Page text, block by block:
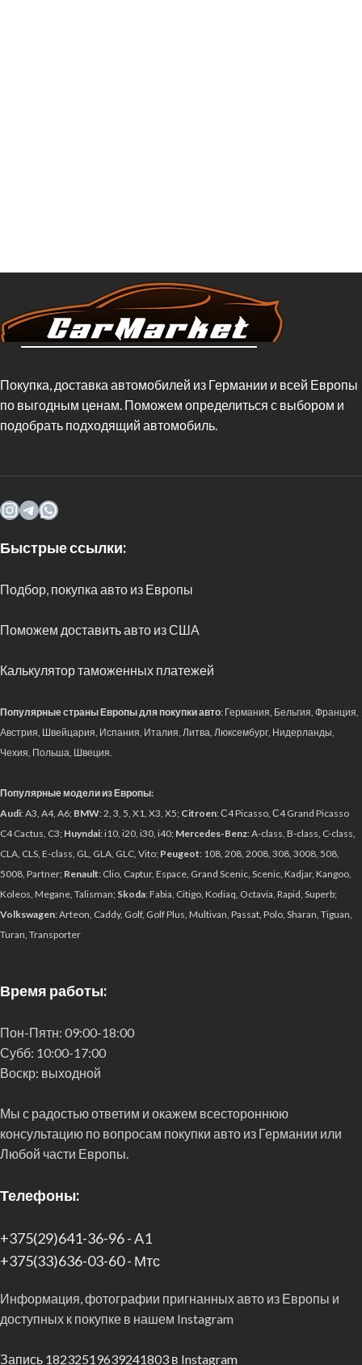
Покупка, доставка автомобилей из Германии и всей Европы
по выгодным ценам. Поможем определиться с выбором и
подобрать подходящий автомобиль.
Быстрые ссылки:
Подбор, покупка авто из Европы
Поможем доставить авто из США
Калькулятор таможенных платежей
Популярные страны Европы для покупки авто: Германия, Бельгия, Франция,
Австрия, Швейцария, Испания, Италия, Литва, Люксембург, Нидерланды,
Чехия, Польша, Швеция.
Популярные модели из Европы:
Audi: A3, A4, A6; BMW: 2, 3, 5, X1, X3, X5; Citroen: С4 Picasso, С4 Grand Picasso
C4 Cactus, C3; Huyndai: i10, i20, i30, i40; Mercedes-Benz: A-class, B-class, C-class,
CLA, CLS, E-class, GL, GLA, GLC, Vito; Peugeot: 108, 208, 2008, 308, 3008, 508,
5008, Partner; Renault: Clio, Captur, Espace, Grand Scenic, Scenic, Kadjar, Kangoo,
Koleos, Megane, Talisman; Skoda: Fabia, Citigo, Kodiaq, Octavia, Rapid, Superb;
Volkswagen: Arteon, Caddy, Golf, Golf Plus, Multivan, Passat, Polo, Sharan, Tiguan,
Turan, Transporter
Время работы:
Пон-Пятн: 09:00-18:00
Субб: 10:00-17:00
Воскр: выходной
Мы с радостью ответим и окажем всестороннюю
консультацию по вопросам покупки авто из Германии или
Любой части Европы.
Телефоны:
+375(29)641-36-96 - A1
+375(33)636-03-60 - Мтс
Информация, фотографии пригнанных авто из Европы и
доступных к покупке в нашем Instagram
Запись 18232519639241803 в Instagram